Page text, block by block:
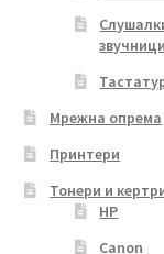
звучници
Мрежна опрема
Принтери
Тонери и
HP
Canon